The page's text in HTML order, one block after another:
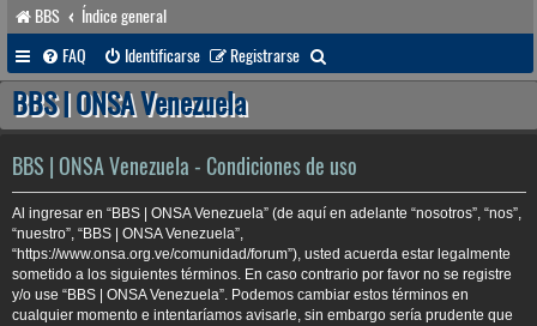
BBS
Índice general
FAQ
Identificarse Registrarse
u
a
r
BBS | ONSA Venezuela
BBS | ONSA Venezuela - Condiciones de uso
Al ingresar en “BBS | ONSA Venezuela” (de aquí en adelante “nosotros”, “nos”,
“nuestro”, “BBS | ONSA Venezuela”,
“https://www.onsa.org.ve/comunidad/forum”), usted acuerda estar legalmente
sometido a los siguientes términos. En caso contrario por favor no se registre
y/o use “BBS | ONSA Venezuela”. Podemos cambiar estos términos en
cualquier momento e intentaríamos avisarle, sin embargo sería prudente que